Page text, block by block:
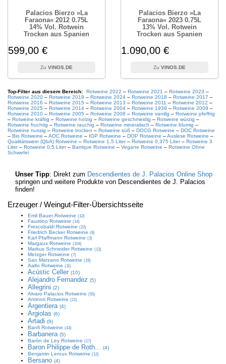
Palacios Bierzo »La
Faraona« 2012 0.75L
14% Vol. Rotwein
Trocken aus Spanien
599,00 €
VINOS.DE
Palacios Bierzo »La
Faraona« 2023 0.75L
13% Vol. Rotwein
Trocken aus Spanien
1.090,00 €
VINOS.DE
Top-Filter aus diesem Bereich: Rotweine 2022 – Rotweine 2021 – Rotweine 2023 –
Rotweine 2020 – Rotweine 2019 – Rotweine 2024 – Rotweine 2018 – Rotweine 2017 –
Rotweine 2016 – Rotweine 2015 – Rotweine 2013 – Rotweine 2011 – Rotweine 2012 –
Rotweine 2025 – Rotweine 2014 – Rotweine 2004 – Rotweine 1939 – Rotweine 2009 –
Rotweine 2010 – Rotweine 2005 – Rotweine 2008 – Rotweine vanilig – Rotweine pfeffrig
– Rotweine kräftig – Rotweine holzig – Rotweine geschmeidig – Rotweine würzig –
Rotweine fruchtig – Rotweine rauchig – Rotweine mineralisch – Rotweine blumig –
Rotweine nussig – Rotweine trocken – Rotweine süß – DOCG Rotweine – DOC Rotweine
– Bio Rotweine –AOC Rotweine – IGP Rotweine – DOP Rotweine –Auslese Rotweine –
Qualitätswein (QbA) Rotweine – Rotweine 1,5 Liter– Rotweine 0,375 Liter– Rotweine 3
Liter– Rotweine 0,5 Liter– Barrique Rotweine – Vegane Rotweine – Rotweine Ohne
Schwefel
Unser Tipp: Direkt zum Descendientes de J. Palacios Online Shop
springen und weitere Produkte von Descendientes de J. Palacios
finden!
Erzeuger / Weingut-Filter-Übersichtsseite
Emil BauerRotweine (12)
Faustino Rotweine (14)
Frescobaldi Rotweine (22)
Friedrich BeckerRotweine (8)
Karl Pfaffmann Rotweine (3)
Margaux Rotweine (104)
Markus SchneiderRotweine (13)
MetzgerRotweine (7)
San Marzano Rotweine (19)
Aalto Rotweine (11)
Acústic Celler (10)
Alejandro Fernandez (5)
Allegrini (2)
Alvaro Palacios Rotweine (55)
Antinori Rotweine (21)
Argentiera (4)
Argiolas (6)
Artadi (9)
Banfi Rotweine (43)
Barbanera (5)
Barón de Ley Rotweine (17)
Baron Philippe de Roth... (4)
Benjamin Leroux Rotweine (12)
Bersano (4)